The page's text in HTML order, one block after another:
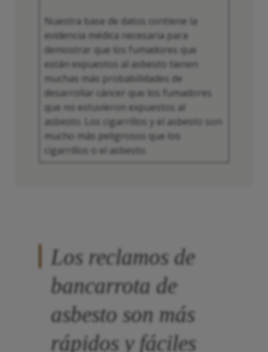
Nuestra base de datos contiene la
evidencia médica necesaria para
demostrar que los fumadores que
están expuestos al asbesto tienen
muchas más probabilidades de
desarrollar cáncer que los fumadores
que no estuvieron expuestos al
asbesto. Los cigarrillos y el asbesto son
mucho más peligrosos que los
cigarrillos o el asbesto.
Los reclamos de
bancarrota de
asbesto son más
rápidos y fáciles